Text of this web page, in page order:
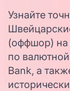
Узнайте
(оффшор) на
по
Bank, а